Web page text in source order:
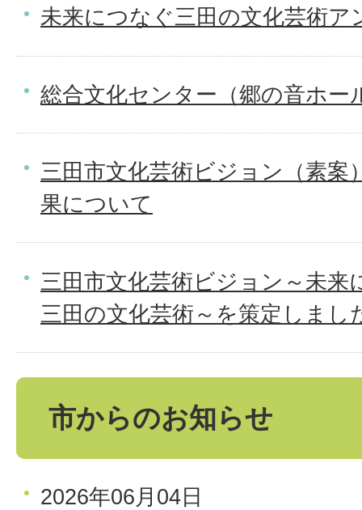
未来につなぐ三田の文化芸術ア
総合文化センター（郷の音ホー
三田市文化芸術ビジョン（素案
果について
三田市文化芸術ビジョン～未
三田の文化芸術～を策定しまし
市からのお知らせ
2026年06月04日